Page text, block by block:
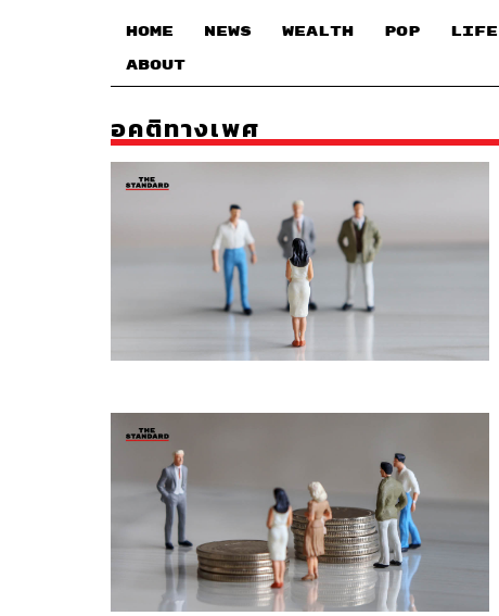
HOME NEWS WEALTH POP LIFE
ABOUT
อคติทางเพศ